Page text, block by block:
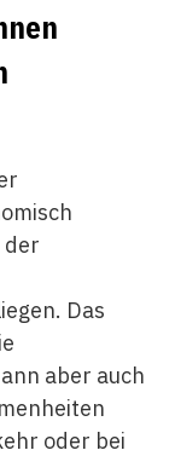
der
Das
aber auch
oder bei